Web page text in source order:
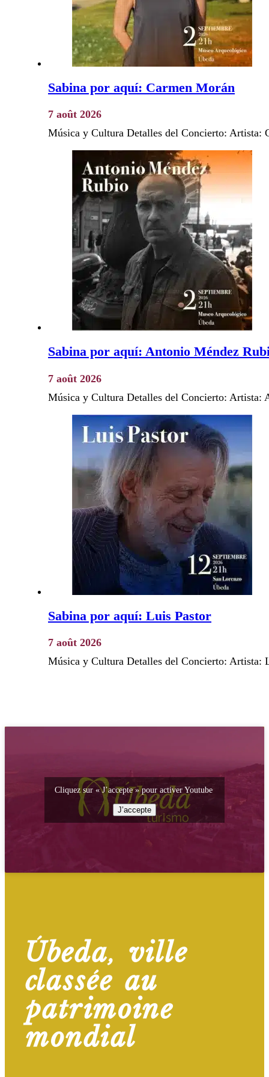
Sabina por aquí: Carmen Morán
7 août 2026
Música y Cultura Detalles del Concierto: Artista:
Sabina por aquí: Antonio Méndez
7 août 2026
Música y Cultura Detalles del Concierto: Artista:
Sabina por aquí: Luis Pastor
7 août 2026
Música y Cultura Detalles del Concierto: Artista:
Cliquez sur « J’accepte » pour activer Youtube
J’accepte
Úbeda, ville
classée au
patrimoine
mondial